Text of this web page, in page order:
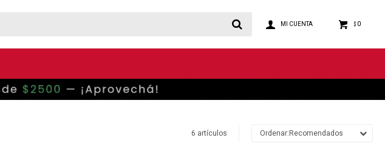
$ 0
6 artículos Recomendados